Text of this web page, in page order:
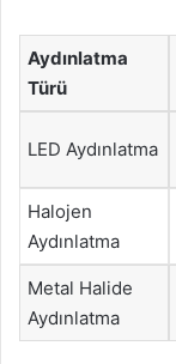
Aydınlatma
Türü
LED Aydınlatma
Halojen
Aydınlatma
Metal Halide
Aydınlatma